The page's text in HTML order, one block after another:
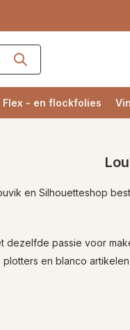
Flex - en flockfolies
en Silhouetteshop
dezelfde passie voor
plotters en blanco